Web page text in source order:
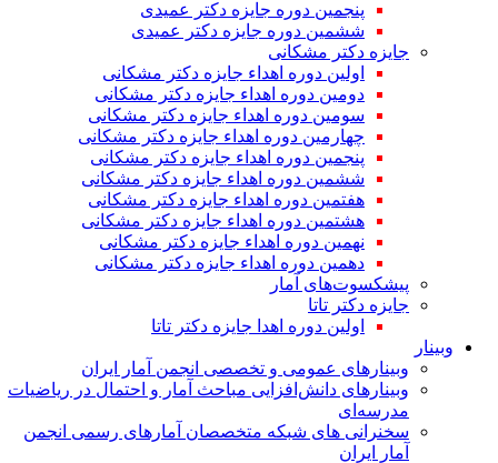
پنجمین دوره جایزه دکتر عمیدی
ششمین دوره جایزه دکتر عمیدی
جایزه دکتر مشکانی
اولین دوره اهداء جایزه دکتر مشکانی
دومین دوره اهداء جایزه دکتر مشکانی
سومین دوره اهداء جایزه دکتر مشکانی
چهارمین دوره اهداء جایزه دکتر مشکانی
پنجمین دوره اهداء جایزه دکتر مشکانی
ششمین دوره اهداء جایزه دکتر مشکانی
هفتمین دوره اهداء جایزه دکتر مشکانی
هشتمین دوره اهداء جایزه دکتر مشکانی
نهمین دوره اهداء جایزه دکتر مشکانی
دهمین دوره اهداء جایزه دکتر مشکانی
پیشکسوت‌های آمار
جایزه دکتر تاتا
اولین دوره اهدا جایزه دکتر تاتا
وبینار
وبینارهای عمومی و تخصصی انجمن آمار ایران
وبینارهای دانش‌افزایی مباحث آمار و احتمال در ریاضیات
مدرسه‌ای
سخنرانی های شبکه متخصصان آمارهای رسمی انجمن
آمار ایران